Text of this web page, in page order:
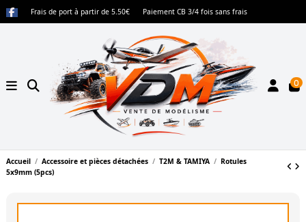
Frais de port à partir de 5.50€ Paiement CB 3/4 fois sans frais
0
Accueil Accessoire et pièces détachées T2M & TAMIYA
Rotules
5x9mm (5pcs)